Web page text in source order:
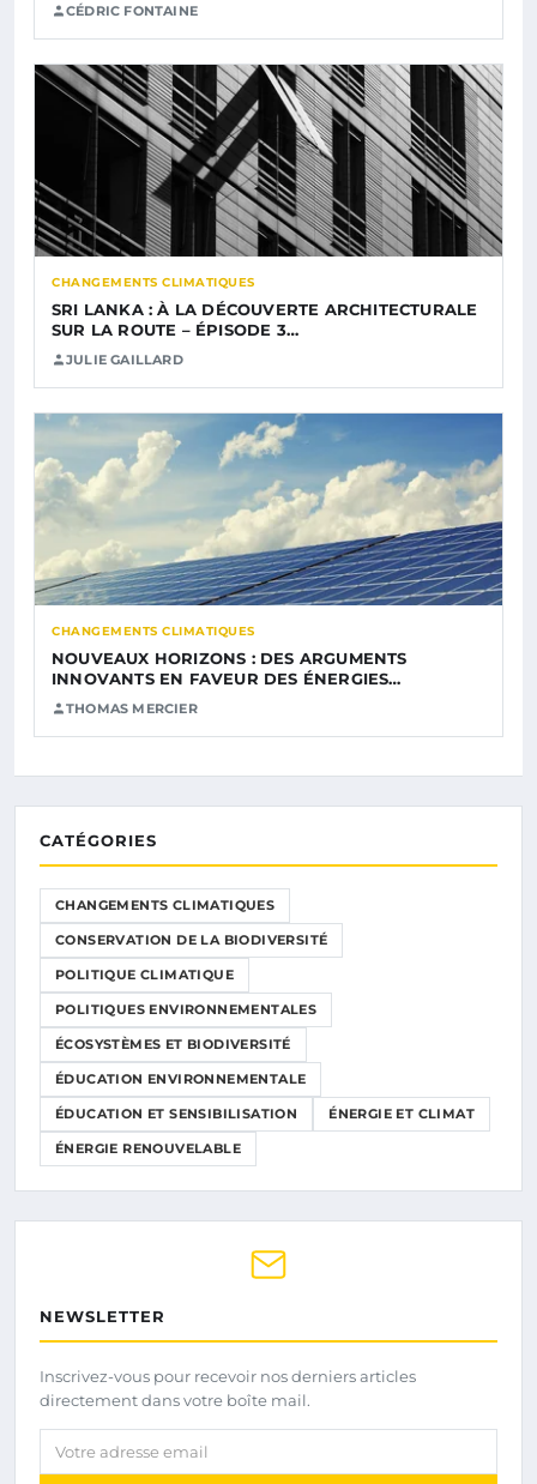
CÉDRIC FONTAINE
CHANGEMENTS CLIMATIQUES
SRI LANKA : À LA DÉCOUVERTE ARCHITECTURALE
SUR LA ROUTE – ÉPISODE 3…
JULIE GAILLARD
CHANGEMENTS CLIMATIQUES
NOUVEAUX HORIZONS : DES ARGUMENTS
INNOVANTS EN FAVEUR DES ÉNERGIES…
THOMAS MERCIER
CATÉGORIES
CHANGEMENTS CLIMATIQUES
CONSERVATION DE LA BIODIVERSITÉ
POLITIQUE CLIMATIQUE
POLITIQUES ENVIRONNEMENTALES
ÉCOSYSTÈMES ET BIODIVERSITÉ
ÉDUCATION ENVIRONNEMENTALE
ÉDUCATION ET SENSIBILISATION ÉNERGIE ET CLIMAT
ÉNERGIE RENOUVELABLE
NEWSLETTER
Inscrivez-vous pour recevoir nos derniers articles
directement dans votre boîte mail.
Votre adresse email